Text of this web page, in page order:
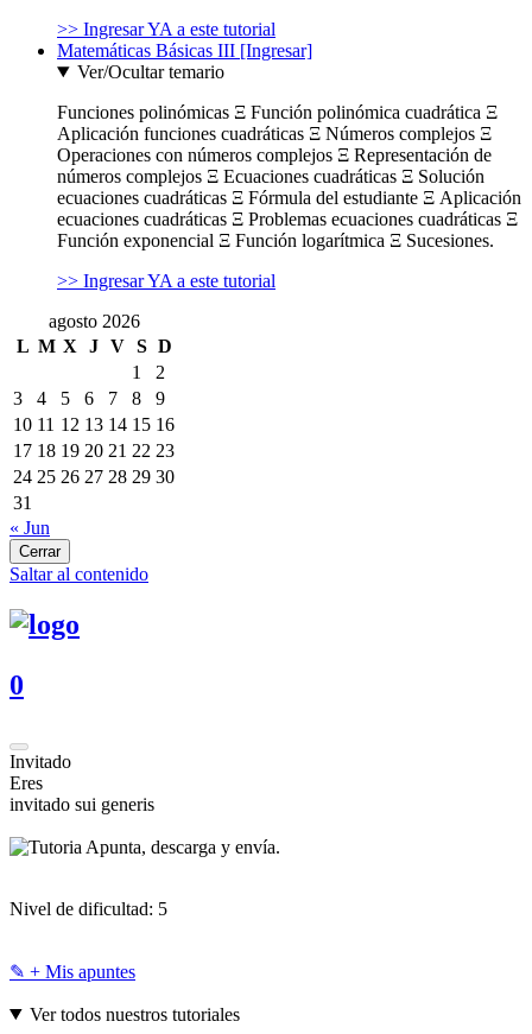
>> Ingresar YA a este tutorial
Matemáticas Básicas III [Ingresar]
Ver/Ocultar temario
Funciones polinómicas Ξ Función polinómica cuadrática Ξ
Aplicación funciones cuadráticas Ξ Números complejos Ξ
Operaciones con números complejos Ξ Representación de
números complejos Ξ Ecuaciones cuadráticas Ξ Solución
ecuaciones cuadráticas Ξ Fórmula del estudiante Ξ Aplicación
ecuaciones cuadráticas Ξ Problemas ecuaciones cuadráticas Ξ
Función exponencial Ξ Función logarítmica Ξ Sucesiones.
>> Ingresar YA a este tutorial
agosto 2026
L M X J V S D
1
2
3
4 5 6 7 8
9
10 11 12 13 14 15 16
17 18 19 20 21 22 23
24 25 26 27 28 29 30
31
« Jun
Cerrar
Saltar al contenido
0
Invitado
Eres
invitado sui generis
Apunta, descarga y envía.
Nivel de dificultad: 5
✎ + Mis apuntes
Ver todos nuestros tutoriales